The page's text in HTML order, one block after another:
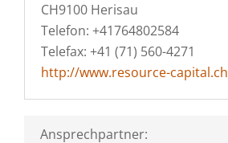
CH9100 Herisau
Telefon: +41764802584
Telefax: +41 (71) 560-4271
http://www.resource-capital.ch
Ansprechpartner: